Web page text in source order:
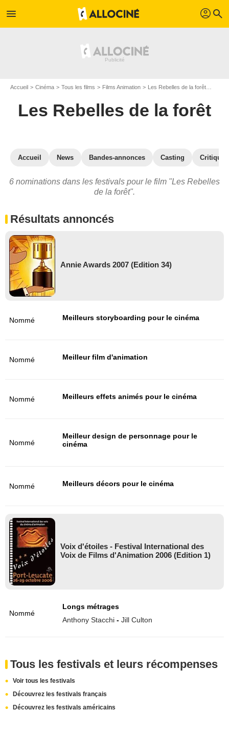
menu profil search
Accueil Cinéma Tous les films Films Animation Les Rebelles de la forêt
Les Rebelles de la forêt
Accueil News Bandes-annonces Casting
6 nominations dans les festivals pour le film "Les Rebelles
de la forêt".
Résultats annoncés
Annie Awards 2007 (Edition 34)
Nommé Meilleurs storyboarding pour le cinéma
Nommé Meilleur film d'animation
Nommé Meilleurs effets animés pour le cinéma
Nommé
Meilleur design de personnage pour le
cinéma
Nommé Meilleurs décors pour le cinéma
Voix d'étoiles - Festival International des
Voix de Films d'Animation 2006 (Edition 1)
Nommé
Longs métrages
Anthony Stacchi - Jill Culton
Tous les festivals et leurs récompenses
Voir tous les festivals
Découvrez les festivals français
Découvrez les festivals américains